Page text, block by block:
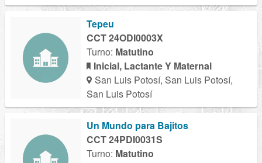
Tepeu
CCT 24ODI0003X
Turno: Matutino
Inicial, Lactante Y Maternal
San Luis Potosí, San Luis Potosí,
San Luis Potosí
Un Mundo para Bajitos
CCT 24PDI0031S
Turno: Matutino